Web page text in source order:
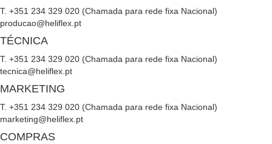
T. +351 234 329 020 (Chamada para rede fixa Nacional)
producao@heliflex.pt
TÉCNICA
T. +351 234 329 020 (Chamada para rede fixa Nacional)
tecnica@heliflex.pt
MARKETING
T. +351 234 329 020 (Chamada para rede fixa Nacional)
marketing@heliflex.pt
COMPRAS